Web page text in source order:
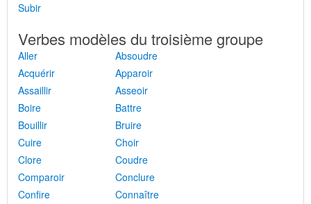
Subir
Verbes modèles du troisième groupe
Aller
Absoudre
Acquérir
Apparoir
Assaillir
Asseoir
Boire
Battre
Bouillir
Bruire
Cuire
Choir
Clore
Coudre
Comparoir
Conclure
Confire
Connaître